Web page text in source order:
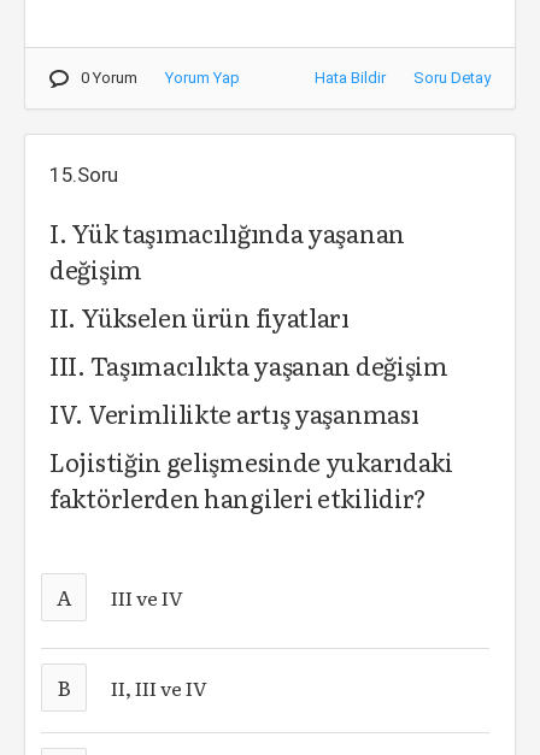
0 Yorum Yorum Yap Hata Bildir Soru Detay
15.Soru
I. Yük taşımacılığında yaşanan
değişim
II. Yükselen ürün fiyatları
III. Taşımacılıkta yaşanan değişim
IV. Verimlilikte artış yaşanması
Lojistiğin gelişmesinde yukarıdaki
faktörlerden hangileri etkilidir?
A III ve IV
B II, III ve IV